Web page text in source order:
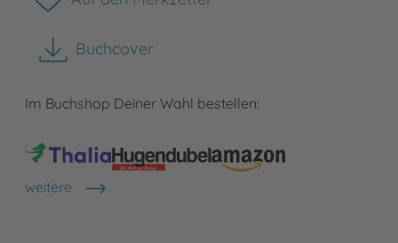
Buchcover
herunterladen
Im Buchshop Deiner Wahl bestellen:
weitere
Shops anzeigen